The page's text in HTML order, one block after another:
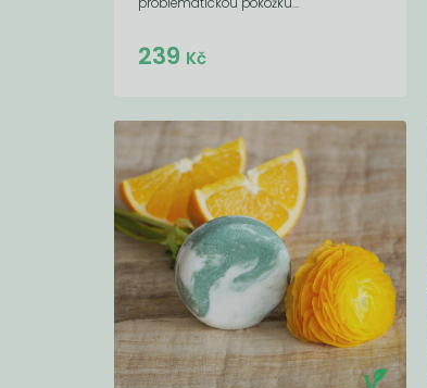
problematickou pokožku...
Do košíku:
239 Kč